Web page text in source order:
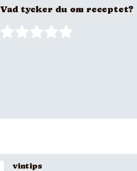
Vad tycker du om receptet?
vintips